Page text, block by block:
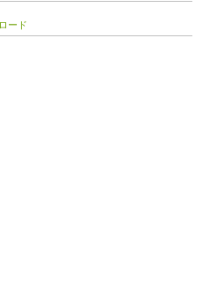
ード